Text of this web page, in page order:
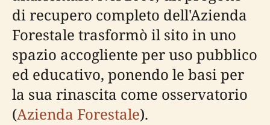
di recupero completo dell'Azienda
Forestale trasformò il sito in uno
spazio accogliente per uso pubblico
ed educativo, ponendo le basi per
la sua rinascita come osservatorio
(Azienda Forestale).